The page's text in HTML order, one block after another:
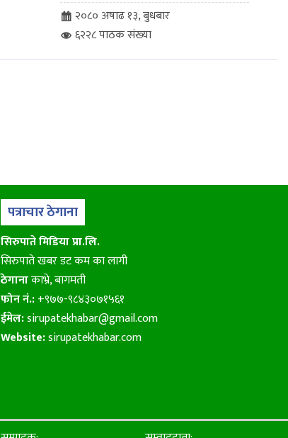
२०८० अषाढ १३, बुधबार
६२२८ पाठक संख्या
पत्राचार ठेगाना
सिरुपाते मिडिया प्रा.लि.
सिरुपाते खबर डट कम का लागी
ठेगानाकाभ्रे, बागमती
फोन नं.:+९७७-९८४३०७१५६१
ईमेल:sirupatekhabar@gmail.com
Website:sirupatekhabar.com